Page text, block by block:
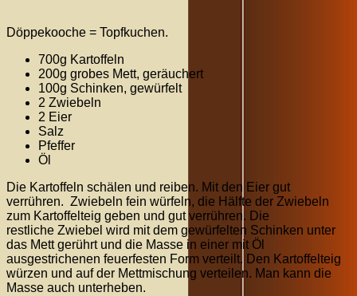
Döppekooche = Topfkuchen.
700g Kartoffeln
200g grobes Mett, geräuchert
100g Schinken, gewürfelt
2 Zwiebeln
2 Eier
Salz
Pfeffer
Öl
Die Kartoffeln schälen und reiben. Mit den Eier gut
verrühren. Zwiebeln fein würfeln, die Hälfte der Zwiebeln
zum Kartoffelteig geben und gut verrühren. Die
restliche Zwiebel wird mit dem gewürfelten Schinken unter
das Mett gerührt und die Masse in einer mit Öl
ausgestrichenen feuerfesten Form verteilt. Den Kartoffelteig
würzen und auf der Mettmischung verteilen. Man kann die
Masse auch unterheben.